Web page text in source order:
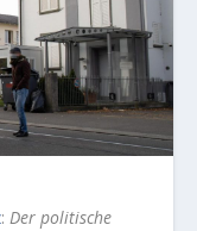
:Der politische